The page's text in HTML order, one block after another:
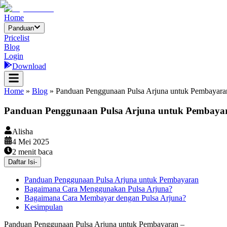
Home
Panduan
Pricelist
Blog
Login
Download
Home » Blog » Panduan Penggunaan Pulsa Arjuna untuk
Panduan Penggunaan Pulsa Arjuna untuk
Alisha
4 Mei 2025
2 menit baca
Daftar Isi-
Panduan Penggunaan Pulsa Arjuna untuk Pembayaran
Bagaimana Cara Menggunakan Pulsa Arjuna?
Bagaimana Cara Membayar dengan Pulsa Arjuna?
Kesimpulan
Panduan Penggunaan Pulsa Arjuna untuk Pembayaran –